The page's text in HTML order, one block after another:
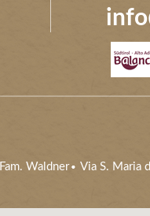
Fam. Waldner Via S. Maria